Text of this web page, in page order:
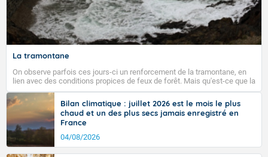
Fermer
La tramontane
On observe parfois ces jours-ci un renforcement de la tramontane, en
lien avec des conditions propices de feux de forêt. Mais qu'est-ce que la
tramontane ? Quelles sont ses caractéristiques ? La tramontane est un
vent turbulent soufflant de secteur nord-ouest à nord, ou ouest à nord-
ouest, dans un secteur qui part du Roussillon à la vallée de l’Aude et à
l’ouest de l’Hérault. L’étymologie de ce vent vient du latin trasmontanus,
signifiant au-delà des monts, en allusion aux régions montagneuses
d’où provient ce vent.
Bilan climatique : juillet 2026 est le mois le plus
chaud et un des plus secs jamais enregistré en
France
04/08/2026